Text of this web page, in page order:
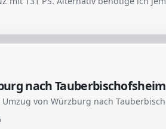
nach Tauberbischofsheim